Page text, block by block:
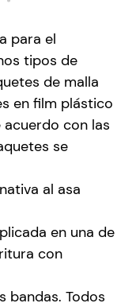
para el
tipos de
de malla
en film plástico
con las
se
al asa
en una de
con
bandas. Todos